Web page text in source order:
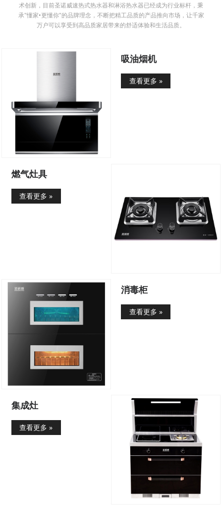
术创新，目前圣诺威速热式热水器和淋浴热水器已经成为行业标杆，秉
承"懂家•更懂你"的品牌理念，不断把精工品质的产品推向市场，让千家
万户可以享受到高品质家居带来的舒适体验和生活品质。
吸油烟机
查看更多 »
燃气灶具
查看更多 »
消毒柜
查看更多 »
集成灶
查看更多 »